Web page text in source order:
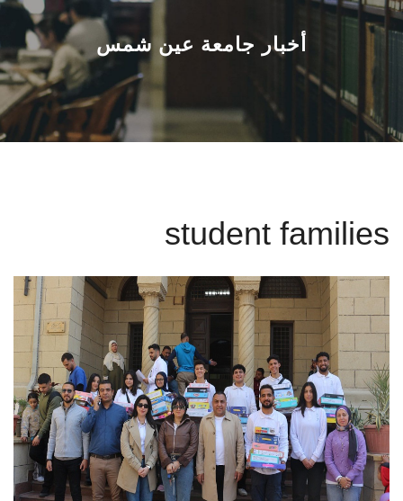
القطاعـات
الشئون الأكاديمية
البحث العلمي
الأنظمة الذكية
الإعلام
تواصل معنا
الطلاب
هيئة التدريس
أخبار جامعة عين شمس
student families